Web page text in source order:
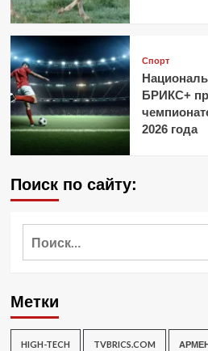
Спорт
БРИКС+
2026 года
Поиск по сайту:
Метки
HIGH-TECH TVBRICS.COM